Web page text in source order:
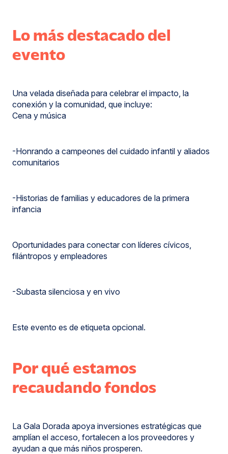
Lo más destacado del
evento
Una velada diseñada para celebrar el impacto, la
conexión y la comunidad, que incluye:
Cena y música
-Honrando a campeones del cuidado infantil y aliados
comunitarios
-Historias de familias y educadores de la primera
infancia
Oportunidades para conectar con líderes cívicos,
filántropos y empleadores
-Subasta silenciosa y en vivo
Este evento es de etiqueta opcional.
Por qué estamos
recaudando fondos
La Gala Dorada apoya inversiones estratégicas que
amplían el acceso, fortalecen a los proveedores y
ayudan a que más niños prosperen.